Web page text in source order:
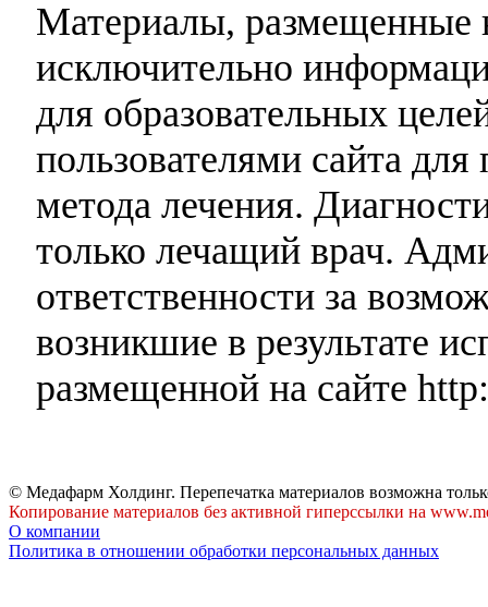
Материалы, размещенные
исключительно
для образовательных
пользователями сайта
метода лечения.
только лечащий врач.
ответственности за
возникшие в результате
размещенной на сайте
© Медафарм Холдинг. Перепечатка материалов возможна
Копирование материалов без активной гиперссылки на
О компании
Политика в отношении обработки персональных данных